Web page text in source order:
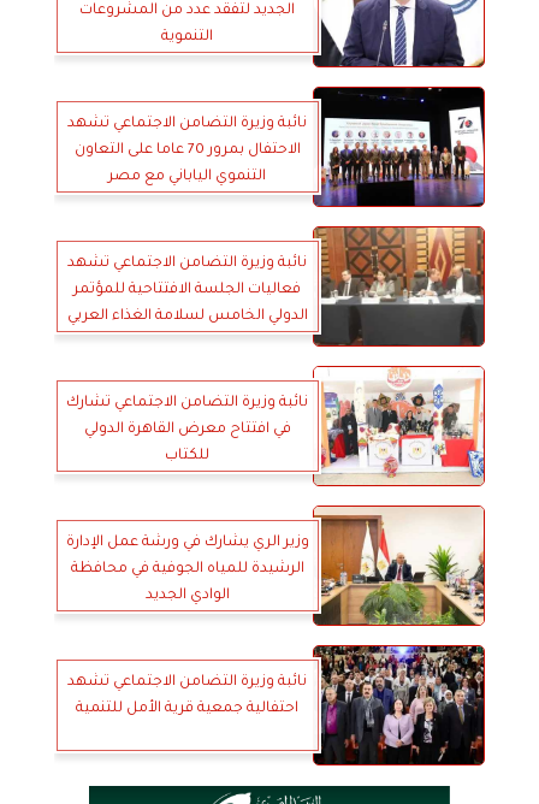
الجديد لتفقد عدد من المشروعات
التنموية
نائبة وزيرة التضامن الاجتماعي تشهد
الاحتفال بمرور 70 عاما على التعاون
التنموي الياباني مع مصر
نائبة وزيرة التضامن الاجتماعي تشهد
فعاليات الجلسة الافتتاحية للمؤتمر
الدولي الخامس لسلامة الغذاء العربي
نائبة وزيرة التضامن الاجتماعي تشارك
في افتتاح معرض القاهرة الدولي
للكتاب
وزير الري يشارك في ورشة عمل الإدارة
الرشيدة للمياه الجوفية في محافظة
الوادي الجديد
نائبة وزيرة التضامن الاجتماعي تشهد
احتفالية جمعية قرية الأمل للتنمية